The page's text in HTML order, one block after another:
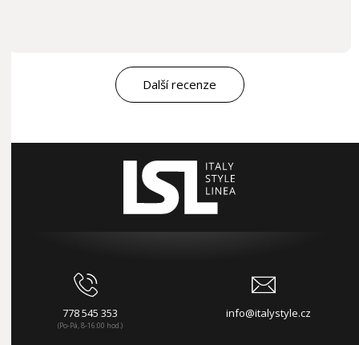
Další recenze
778 545 353
(Po-Pá, 8-16:00 hod.)
info@italystyle.cz